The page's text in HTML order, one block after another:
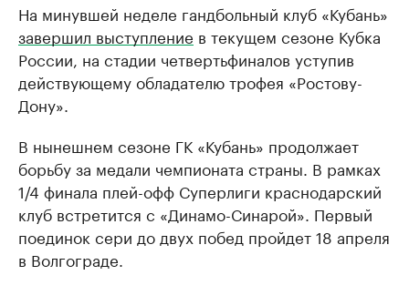
На минувшей неделе гандбольный клуб «Кубань»
завершил выступление в текущем сезоне Кубка
России, на стадии четвертьфиналов уступив
действующему обладателю трофея «Ростову-
Дону».
В нынешнем сезоне ГК «Кубань» продолжает
борьбу за медали чемпионата страны. В рамках
1/4 финала плей-офф Суперлиги краснодарский
клуб встретится с «Динамо-Синарой». Первый
поединок сери до двух побед пройдет 18 апреля
в Волгограде.